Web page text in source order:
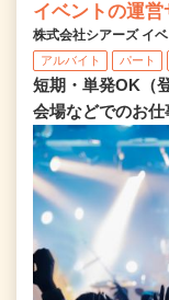
イベントの運営
株式会社シアーズ イ
アルバイト パート
短期・単発OK（
会場などでのお仕